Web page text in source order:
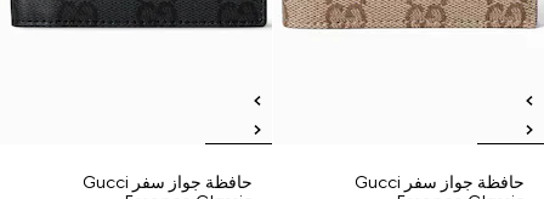
حافظة جواز سفر Gucci
حافظة جواز سفر Gucci